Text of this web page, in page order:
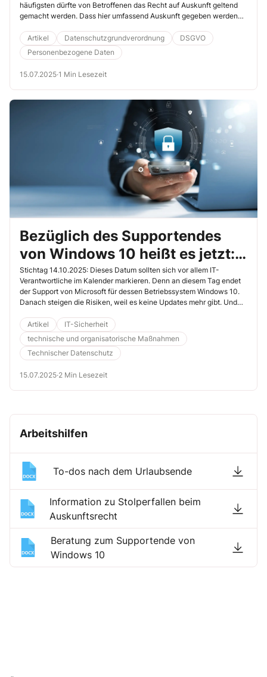
häufigsten dürfte von Betroffenen das Recht auf Auskunft geltend
gemacht werden. Dass hier umfassend Auskunft gegeben werden
kennen diese auch die Stolperfallen?
Artikel Datenschutzgrundverordnung
DSGVO
Personenbezogene Daten
15.07.2025·1 Min Lesezeit
Bezüglich des Supportendes
von Windows 10 heißt es jetzt:
„Gas geben“
Stichtag 14.10.2025: Dieses Datum sollten sich vor allem IT-
Verantwortliche im Kalender markieren. Denn an diesem Tag endet
der Support von Microsoft für dessen Betriebssystem Windows 10.
Danach steigen die Risiken, weil es keine Updates mehr gibt. Und
ist, sollten Sie nach dem Rechten schauen.
Artikel
IT-Sicherheit
technische und organisatorische Maßnahmen
Technischer Datenschutz
15.07.2025·2 Min Lesezeit
Arbeitshilfen
To-dos nach dem Urlaubsende
Information zu Stolperfallen beim
Auskunftsrecht
Beratung zum Supportende von
Windows 10